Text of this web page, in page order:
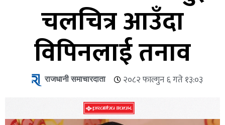
चलचित्र आउँदा
विपिनलाई तनाव
राजधानी समाचारदाता २०८२ फाल्गुन ६ गते १३:०३